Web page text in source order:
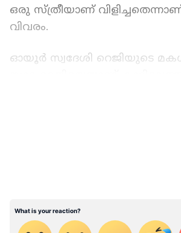
ഒരു സ്ത്രീയാണ്
വിവരം.
ഓയൂർ സ്വദേശി റെജിയുടെ
സഹോദരന്‍റെ മൊഴി. എല്ലാ
സ്റ്റേഷനിലും വിവരം